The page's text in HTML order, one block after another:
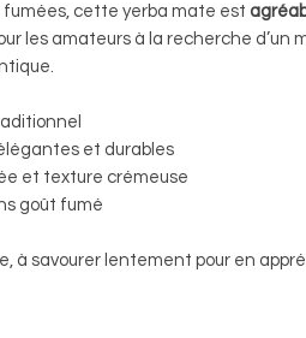
fumées, cette yerba mate est
les amateurs à la recherche d’un
et durables
et texture crémeuse
goût fumé
à savourer lentement pour en